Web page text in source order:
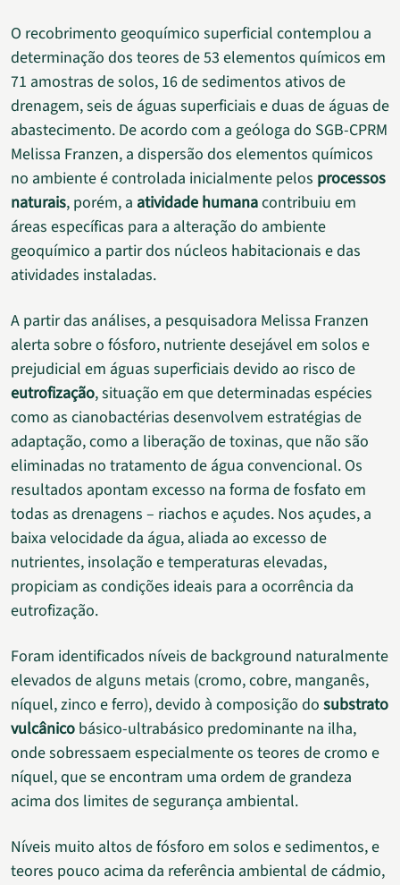
O recobrimento geoquímico superficial contemplou a
determinação dos teores de 53 elementos químicos em
71 amostras de solos, 16 de sedimentos ativos de
drenagem, seis de águas superficiais e duas de águas de
abastecimento. De acordo com a geóloga do SGB-CPRM
Melissa Franzen, a dispersão dos elementos químicos
no ambiente é controlada inicialmente pelos processos
naturais, porém, a atividade humanacontribuiu em
áreas específicas para a alteração do ambiente
geoquímico a partir dos núcleos habitacionais e das
atividades instaladas.
A partir das análises, a pesquisadora Melissa Franzen
alerta sobre o fósforo, nutriente desejável em solos e
prejudicial em águas superficiais devido ao risco de
eutrofização, situação em que determinadas espécies
como as cianobactérias desenvolvem estratégias de
adaptação, como a liberação de toxinas, que não são
eliminadas no tratamento de água convencional. Os
resultados apontam excesso na forma de fosfato em
todas as drenagens – riachos e açudes. Nos açudes, a
baixa velocidade da água, aliada ao excesso de
nutrientes, insolação e temperaturas elevadas,
propiciam as condições ideais para a ocorrência da
eutrofização.
Foram identificados níveis de background naturalmente
elevados de alguns metais (cromo, cobre, manganês,
níquel, zinco e ferro), devido à composição do substrato
vulcânico básico-ultrabásico predominante na ilha,
onde sobressaem especialmente os teores de cromo e
níquel, que se encontram uma ordem de grandeza
acima dos limites de segurança ambiental.
Níveis muito altos de fósforo em solos e sedimentos, e
teores pouco acima da referência ambiental de cádmio,